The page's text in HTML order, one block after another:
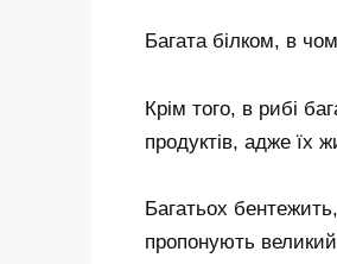
Багата білком, в
Крім того, в рибі
продуктів, адже їх
Багатьох
пропонують